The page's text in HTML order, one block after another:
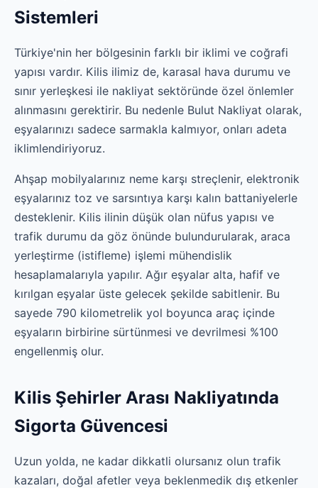
Sistemleri
Türkiye'nin her bölgesinin farklı bir iklimi ve coğrafi
yapısı vardır. Kilis ilimiz de, karasal hava durumu ve
sınır yerleşkesi ile nakliyat sektöründe özel önlemler
alınmasını gerektirir. Bu nedenle Bulut Nakliyat olarak,
eşyalarınızı sadece sarmakla kalmıyor, onları adeta
iklimlendiriyoruz.
Ahşap mobilyalarınız neme karşı streçlenir, elektronik
eşyalarınız toz ve sarsıntıya karşı kalın battaniyelerle
desteklenir. Kilis ilinin düşük olan nüfus yapısı ve
trafik durumu da göz önünde bulundurularak, araca
yerleştirme (istifleme) işlemi mühendislik
hesaplamalarıyla yapılır. Ağır eşyalar alta, hafif ve
kırılgan eşyalar üste gelecek şekilde sabitlenir. Bu
sayede 790 kilometrelik yol boyunca araç içinde
eşyaların birbirine sürtünmesi ve devrilmesi %100
engellenmiş olur.
Kilis Şehirler Arası Nakliyatında
Sigorta Güvencesi
Uzun yolda, ne kadar dikkatli olursanız olun trafik
kazaları, doğal afetler veya beklenmedik dış etkenler